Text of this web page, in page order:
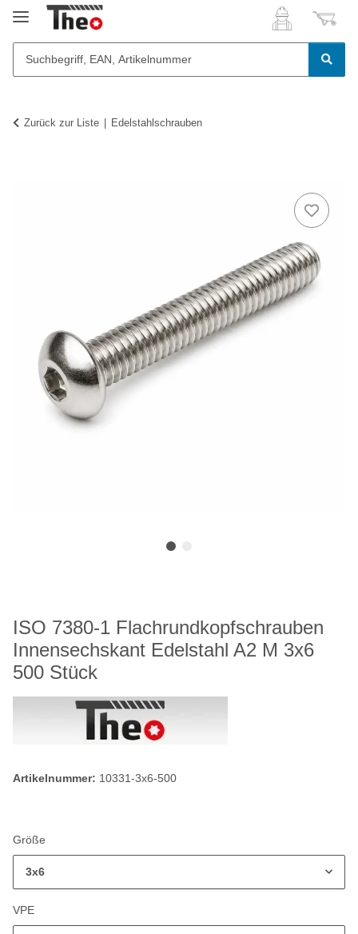
Zurück zur Liste Edelstahlschrauben
ISO 7380-1 Flachrundkopfschrauben
Innensechskant Edelstahl A2 M 3x6
500 Stück
Artikelnummer: 10331-3x6-500
Größe
3x6
VPE